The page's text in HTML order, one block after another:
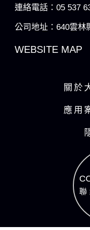
連絡電話：05 537
公司地址：640雲林
WEBSITE MAP
關於
應用